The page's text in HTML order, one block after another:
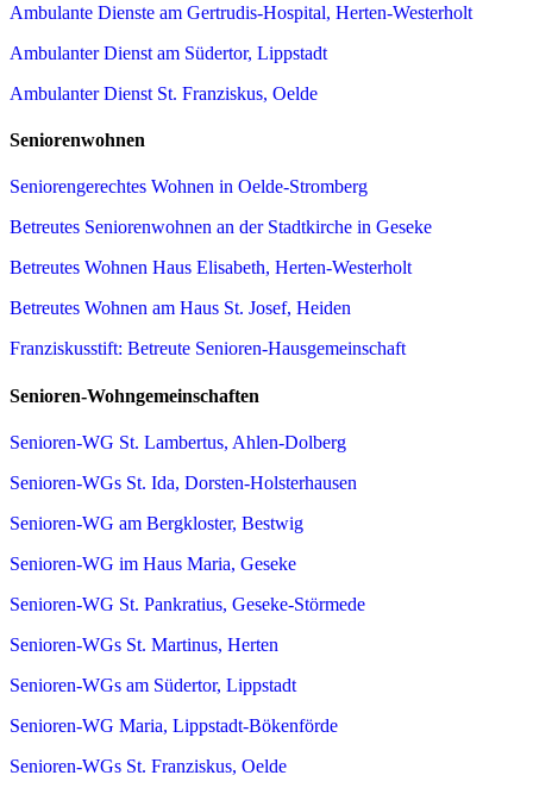
Ambulante Dienste am Gertrudis-Hospital, Herten-Westerholt
Ambulanter Dienst am Südertor, Lippstadt
Ambulanter Dienst St. Franziskus, Oelde
Seniorenwohnen
Seniorengerechtes Wohnen in Oelde-Stromberg
Betreutes Seniorenwohnen an der Stadtkirche in Geseke
Betreutes Wohnen Haus Elisabeth, Herten-Westerholt
Betreutes Wohnen am Haus St. Josef, Heiden
Franziskusstift: Betreute Senioren-Hausgemeinschaft
Senioren-Wohngemeinschaften
Senioren-WG St. Lambertus, Ahlen-Dolberg
Senioren-WGs St. Ida, Dorsten-Holsterhausen
Senioren-WG am Bergkloster, Bestwig
Senioren-WG im Haus Maria, Geseke
Senioren-WG St. Pankratius, Geseke-Störmede
Senioren-WGs St. Martinus, Herten
Senioren-WGs am Südertor, Lippstadt
Senioren-WG Maria, Lippstadt-Bökenförde
Senioren-WGs St. Franziskus, Oelde